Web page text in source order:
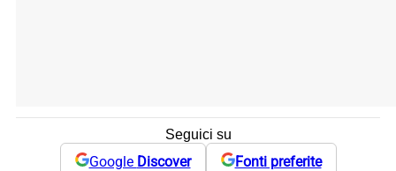
Seguici su
Google Discover Fonti preferite